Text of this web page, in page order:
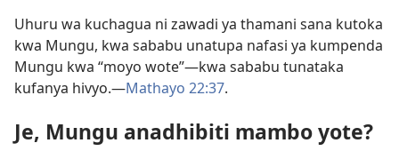
Uhuru wa kuchagua ni zawadi ya thamani sana kutoka
kwa Mungu, kwa sababu unatupa nafasi ya kumpenda
Mungu kwa “moyo wote”—kwa sababu tunataka
kufanya hivyo.—Mathayo 22:37.
Je, Mungu anadhibiti mambo yote?